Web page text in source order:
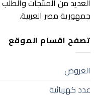
جمهورية مصر العربية.
تصفح اقسام الموقع
العروض
عدد كهربائية